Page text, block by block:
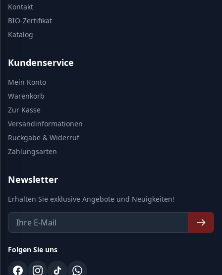
Kontakt
BIO-Zertifikat
Katalog
Kundenservice
Mein Konto
Warenkorb
Zur Kasse
Versandinformationen
Rückgabe & Widerruf
Zahlungsarten
Newsletter
Erhalten Sie exklusive Angebote und Neuigkeiten!
Folgen Sie uns